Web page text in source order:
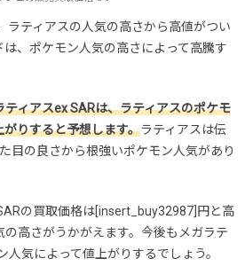
ラティアスの人気の高さから高値がつい
、ポケモン人気の高さによって高騰す
ティアスex SARは、ラティアスのポケモ
りすると予想します。ラティアスは伝
目の良さから根強いポケモン人気があり
の買取価格は[insert_buy32987]円と高
高さがうかがえます。今後もメガラテ
人気によって値上がりするでしょう。